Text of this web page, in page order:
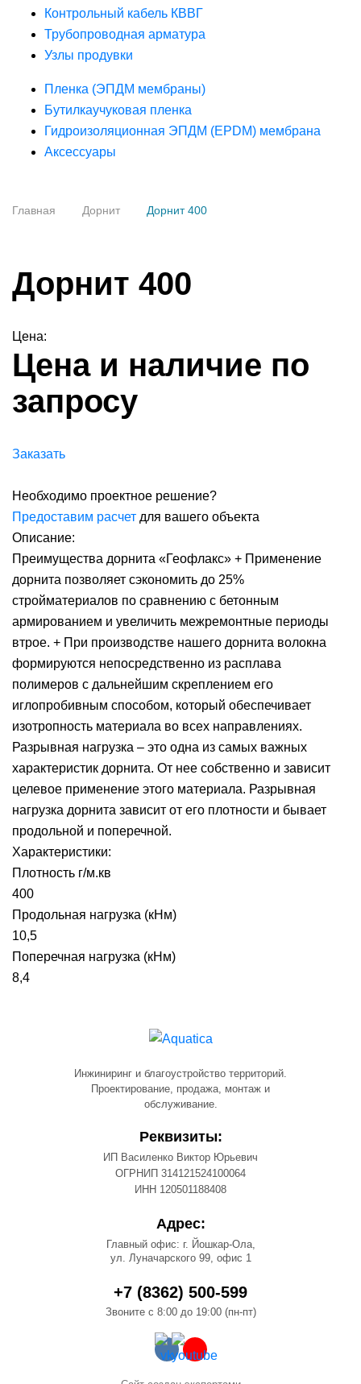
Контрольный кабель КВВГ
Трубопроводная арматура
Узлы продувки
Пленка (ЭПДМ мембраны)
Бутилкаучуковая пленка
Гидроизоляционная ЭПДМ (EPDM) мембрана
Аксессуары
Главная Дорнит Дорнит 400
Дорнит 400
Цена:
Цена и наличие по
запросу
Заказать
Необходимо проектное решение?
Предоставим расчет для вашего объекта
Описание:
Преимущества дорнита «Геофлакс» + Применение
дорнита позволяет сэкономить до 25%
стройматериалов по сравнению с бетонным
армированием и увеличить межремонтные периоды
втрое. + При производстве нашего дорнита волокна
формируются непосредственно из расплава
полимеров с дальнейшим скреплением его
иглопробивным способом, который обеспечивает
изотропность материала во всех направлениях.
Разрывная нагрузка – это одна из самых важных
характеристик дорнита. От нее собственно и зависит
целевое применение этого материала. Разрывная
нагрузка дорнита зависит от его плотности и бывает
продольной и поперечной.
Характеристики:
Плотность г/м.кв
400
Продольная нагрузка (кНм)
10,5
Поперечная нагрузка (кНм)
8,4
Инжиниринг и благоустройство территорий.
Проектирование, продажа, монтаж и
обслуживание.
Реквизиты:
ИП Василенко Виктор Юрьевич
ОГРНИП 314121524100064
ИНН 120501188408
Адрес:
Главный офис: г. Йошкар-Ола,
ул. Луначарского 99, офис 1
+7 (8362) 500-599
Звоните с 8:00 до 19:00 (пн-пт)